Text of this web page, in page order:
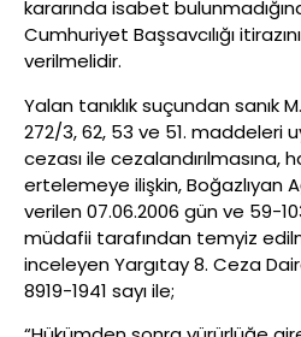
kararında isabet
Cumhuriyet Başsavcılığı
verilmelidir.
Yalan tanıklık suçundan sanık
272/3, 62, 53 ve 51. maddeleri
cezası ile cezalandırılmasına,
ertelemeye ilişkin, Boğazlıyan
verilen 07.06.2006 gün ve 59-
müdafii tarafından temyiz
inceleyen Yargıtay 8. Ceza
8919-1941 sayı ile;